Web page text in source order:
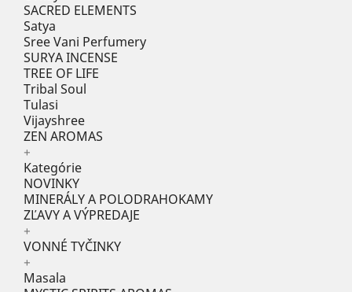
SACRED ELEMENTS
Satya
Sree Vani Perfumery
SURYA INCENSE
TREE OF LIFE
Tribal Soul
Tulasi
Vijayshree
ZEN AROMAS
+
Kategórie
NOVINKY
MINERÁLY A POLODRAHOKAMY
ZĽAVY A VÝPREDAJE
+
VONNÉ TYČINKY
+
Masala